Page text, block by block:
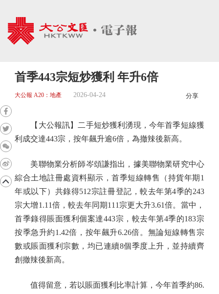
首季443宗短炒獲利 年升6倍
大公報 A20：地產 2026-04-24 分享
【大公報訊】二手短炒獲利湧現，今年首季短線獲
利成交達443宗，按年飆升逾6倍，為撤辣後新高。
美聯物業分析師岑頌謙指出，據美聯物業研究中心
綜合土地註冊處資料顯示，首季短線轉售（持貨年期1
年或以下）共錄得512宗註冊登記，較去年第4季的243
宗大增1.11倍，較去年同期111宗更大升3.61倍。當中，
首季錄得賬面獲利個案達443宗，較去年第4季的183宗
按季急升約1.42倍，按年飆升6.26倍。無論短線轉售宗
數或賬面獲利宗數，均已連續8個季度上升，並持續齊
創撤辣後新高。
值得留意，若以賬面獲利比率計算，今年首季約86.